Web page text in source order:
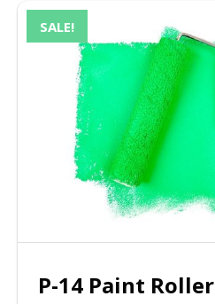
SALE!
P-14 Paint Roller